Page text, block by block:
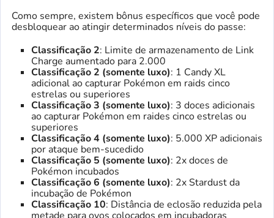
Como sempre, existem bônus específicos que você pode
desbloquear ao atingir determinados níveis do passe:
Classificação 2: Limite de armazenamento de Link
Charge aumentado para 2.000
Classificação 2 (somente luxo): 1 Candy XL
adicional ao capturar Pokémon em raids cinco
estrelas ou superiores
Classificação 3 (somente luxo): 3 doces adicionais
ao capturar Pokémon em raides cinco estrelas ou
superiores
Classificação 4 (somente luxo): 5.000 XP adicionais
por ataque bem-sucedido
Classificação 5 (somente luxo): 2x doces de
Pokémon incubados
Classificação 6 (somente luxo): 2x Stardust da
incubação de Pokémon
Classificação 10: Distância de eclosão reduzida pela